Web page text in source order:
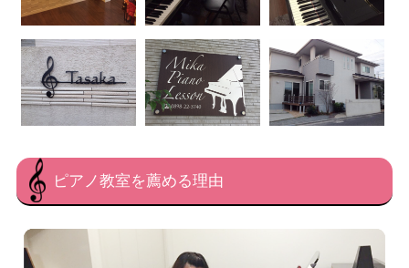
ピアノ教室を薦める理由